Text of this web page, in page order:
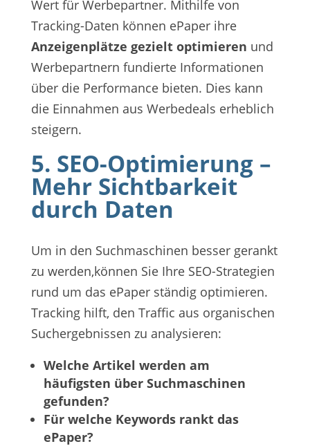
Wert für Werbepartner. Mithilfe von
Tracking-Daten können ePaper ihre
Anzeigenplätze gezielt optimieren und
Werbepartnern fundierte Informationen
über die Performance bieten. Dies kann
die Einnahmen aus Werbedeals erheblich
steigern.
5. SEO-Optimierung –
Mehr Sichtbarkeit
durch Daten
Um in den Suchmaschinen besser gerankt
zu werden,können Sie Ihre SEO-Strategien
rund um das ePaper ständig optimieren.
Tracking hilft, den Traffic aus organischen
Suchergebnissen zu analysieren:
Welche Artikel werden am
häufigsten über Suchmaschinen
gefunden?
Für welche Keywords rankt das
ePaper?